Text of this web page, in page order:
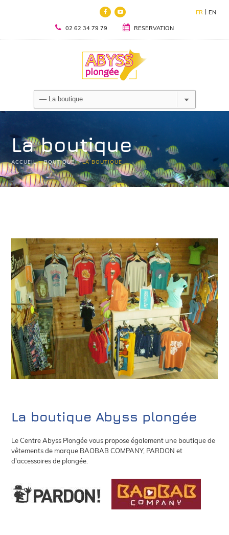
FR EN
02 62 34 79 79 RESERVATION
La boutique
ACCUEIL>BOUTIQUE>LA BOUTIQUE
La boutique Abyss plongée
Le Centre Abyss Plongée vous propose également une boutique de
vêtements de marque BAOBAB COMPANY, PARDON et
d'accessoires de plongée.